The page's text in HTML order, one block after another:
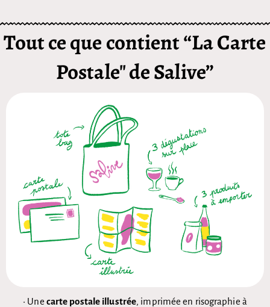
Tout ce que contient “La Carte
Postale" de Salive”
• Une carte postale illustrée, imprimée en risographie à